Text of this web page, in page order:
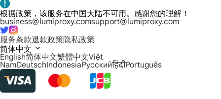
根据政策，该服务在中国大陆不可用。感谢您的理解！
business@lumiproxy.comsupport@lumiproxy.com
服务条款退款政策隐私政策
简体中文
English简体中文繁體中文Việt
NamDeutschIndonesiaРусскийहिंदीPortuguês